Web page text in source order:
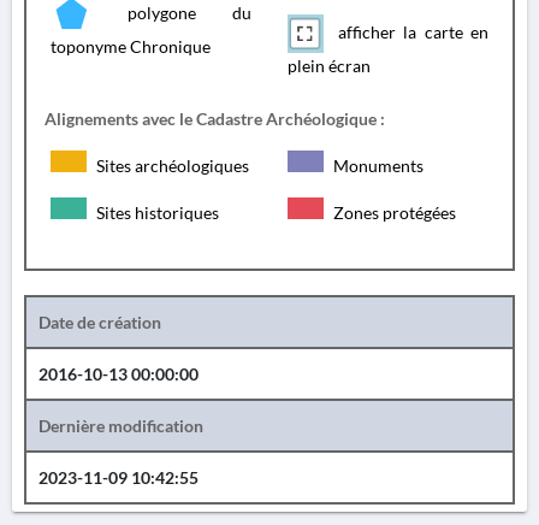
polygone du
toponyme Chronique
afficher la carte en
plein écran
Alignements avec le Cadastre Archéologique :
Sites archéologiques Monuments
Sites historiques Zones protégées
Date de création
2016-10-13 00:00:00
Dernière modification
2023-11-09 10:42:55